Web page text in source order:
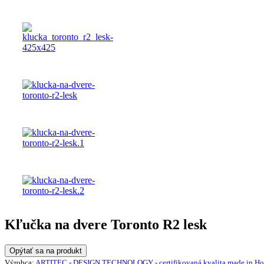
Kľučka na dvere Toronto R2 lesk
Opýtať sa na produkt